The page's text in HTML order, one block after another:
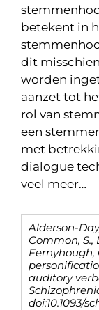
betekent in
dit
worden
aanzet tot
rol van
een
met
dialogue
veel meer…
Alderson-
Common, S.,
Fernyhough,
auditory
doi:10.1093/